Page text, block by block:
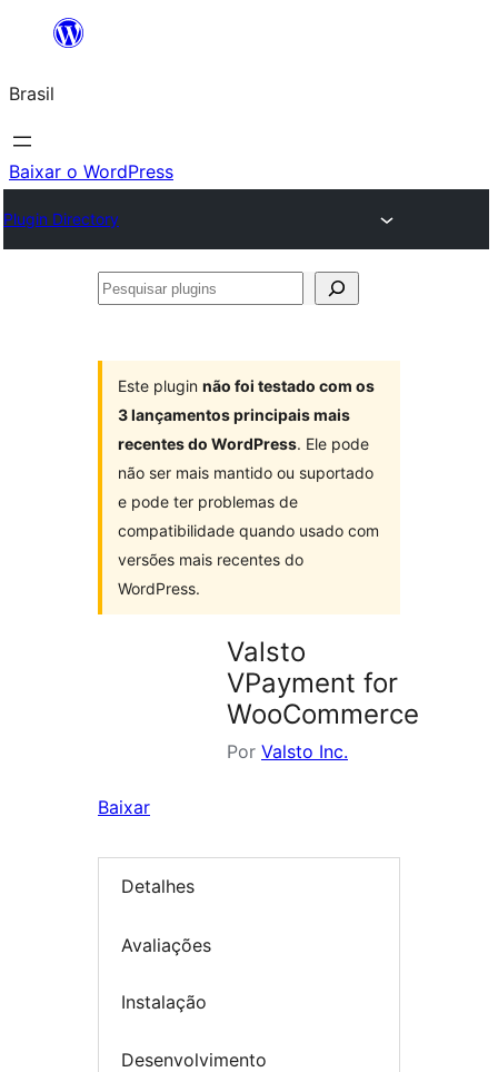
o
conteúdo
Brasil
Baixar o WordPress
Plugin Directory
Pesquisar
Este plugin não foi testado com os
3 lançamentos principais mais
recentes do WordPress. Ele pode
não ser mais mantido ou suportado
e pode ter problemas de
compatibilidade quando usado com
versões mais recentes do
WordPress.
Valsto
VPayment for
WooCommerce
Por Valsto Inc.
Baixar
Detalhes
Avaliações
Instalação
Desenvolvimento